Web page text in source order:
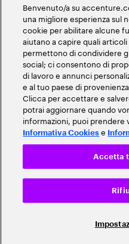
Benvenuto/a su
una migliore esperienza sul
cookie per abilitare alcune
aiutano a capire quali
permettono di condividere
social; ci consentono di
di lavoro e annunci
e al tuo paese di
Clicca per accettare e
potrai aggiornare quando
informazioni, puoi prendere
Informativa Cookies e
Accetta